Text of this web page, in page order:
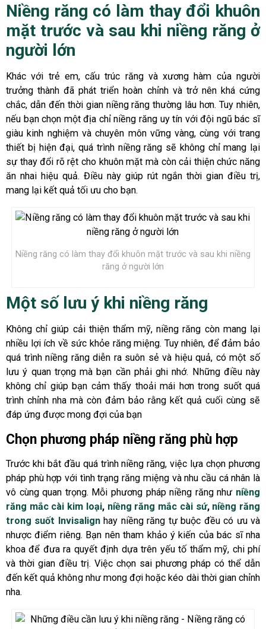
Niềng răng có làm thay đổi khuôn
mặt trước và sau khi niềng răng ở
người lớn
Khác với trẻ em, cấu trúc răng và xương hàm của người
trưởng thành đã phát triển hoàn chỉnh và trở nên khá cứng
chắc, dẫn đến thời gian niềng răng thường lâu hơn. Tuy nhiên,
nếu bạn chọn một địa chỉ niềng răng uy tín với đội ngũ bác sĩ
giàu kinh nghiệm và chuyên môn vững vàng, cùng với trang
thiết bị hiện đại, quá trình niềng răng sẽ không chỉ mang lại
sự thay đổi rõ rệt cho khuôn mặt mà còn cải thiện chức năng
ăn nhai hiệu quả. Điều này giúp rút ngắn thời gian điều trị,
mang lại kết quả tối ưu cho bạn.
Niềng răng có làm thay đổi khuôn mặt trước và sau khi niềng
răng ở người lớn
Một số lưu ý khi niềng răng
Không chỉ giúp cải thiện thẩm mỹ, niềng răng còn mang lại
nhiều lợi ích về sức khỏe răng miệng. Tuy nhiên, để đảm bảo
quá trình niềng răng diễn ra suôn sẻ và hiệu quả, có một số
lưu ý quan trọng mà bạn cần phải ghi nhớ. Những điều này
không chỉ giúp bạn cảm thấy thoải mái hơn trong suốt quá
trình chỉnh nha mà còn đảm bảo rằng kết quả cuối cùng sẽ
đáp ứng được mong đợi của bạn
Chọn phương pháp niềng răng phù hợp
Trước khi bắt đầu quá trình niềng răng, việc lựa chọn phương
pháp phù hợp với tình trạng răng miệng và nhu cầu cá nhân là
vô cùng quan trọng. Mỗi phương pháp niềng răng như niềng
răng mắc cài kim loại, niềng răng mắc cài sứ, niềng răng
trong suốt Invisalignhay niềng răng tự buộc đều có ưu và
nhược điểm riêng. Bạn nên tham khảo ý kiến của bác sĩ nha
khoa để đưa ra quyết định dựa trên yếu tố thẩm mỹ, chi phí
và thời gian điều trị. Việc chọn sai phương pháp có thể dẫn
đến kết quả không như mong đợi hoặc kéo dài thời gian chỉnh
nha.